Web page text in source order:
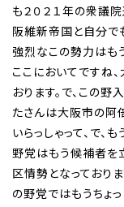
も２０２１年の衆議
阪維新帝国と自分で
強烈なこの勢力はも
ここにおいてですね
おります。で、この
たさんは大阪市の阿
いらっしゃって、で、
野党はもう候補者を
区情勢となっており
の野党ではもうちょ